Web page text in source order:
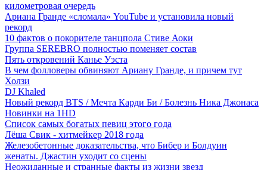
километровая очередь
Ариана Гранде «сломала» YouTube и установила новый
рекорд
10 фактов о покорителе танцпола Стиве Аоки
Группа SEREBRO полностью поменяет состав
Пять откровений Канье Уэста
В чем фолловеры обвиняют Ариану Гранде, и причем тут
Холзи
DJ Khaled
Новый рекорд BTS / Мечта Карди Би / Болезнь Ника Джонаса
Новинки на 1HD
Список самых богатых певиц этого года
Лёша Свик - хитмейкер 2018 года
Железобетонные доказательства, что Бибер и Болдуин
женаты. Джастин уходит со сцены
Неожиданные и странные факты из жизни звезд